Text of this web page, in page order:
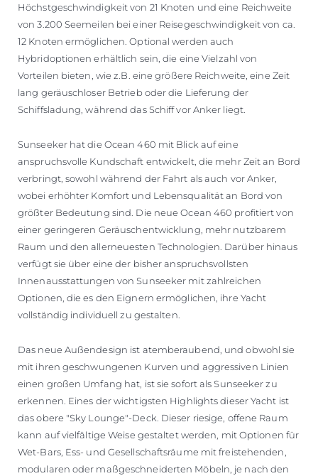
Höchstgeschwindigkeit von 21 Knoten und eine Reichweite
von 3.200 Seemeilen bei einer Reisegeschwindigkeit von ca.
12 Knoten ermöglichen. Optional werden auch
Hybridoptionen erhältlich sein, die eine Vielzahl von
Vorteilen bieten, wie z.B. eine größere Reichweite, eine Zeit
lang geräuschloser Betrieb oder die Lieferung der
Schiffsladung, während das Schiff vor Anker liegt.
Sunseeker hat die Ocean 460 mit Blick auf eine
anspruchsvolle Kundschaft entwickelt, die mehr Zeit an Bord
verbringt, sowohl während der Fahrt als auch vor Anker,
wobei erhöhter Komfort und Lebensqualität an Bord von
größter Bedeutung sind. Die neue Ocean 460 profitiert von
einer geringeren Geräuschentwicklung, mehr nutzbarem
Raum und den allerneuesten Technologien. Darüber hinaus
verfügt sie über eine der bisher anspruchsvollsten
Innenausstattungen von Sunseeker mit zahlreichen
Optionen, die es den Eignern ermöglichen, ihre Yacht
vollständig individuell zu gestalten.
Das neue Außendesign ist atemberaubend, und obwohl sie
mit ihren geschwungenen Kurven und aggressiven Linien
einen großen Umfang hat, ist sie sofort als Sunseeker zu
erkennen. Eines der wichtigsten Highlights dieser Yacht ist
das obere "Sky Lounge"-Deck. Dieser riesige, offene Raum
kann auf vielfältige Weise gestaltet werden, mit Optionen für
Wet-Bars, Ess- und Gesellschaftsräume mit freistehenden,
modularen oder maßgeschneiderten Möbeln, je nach den